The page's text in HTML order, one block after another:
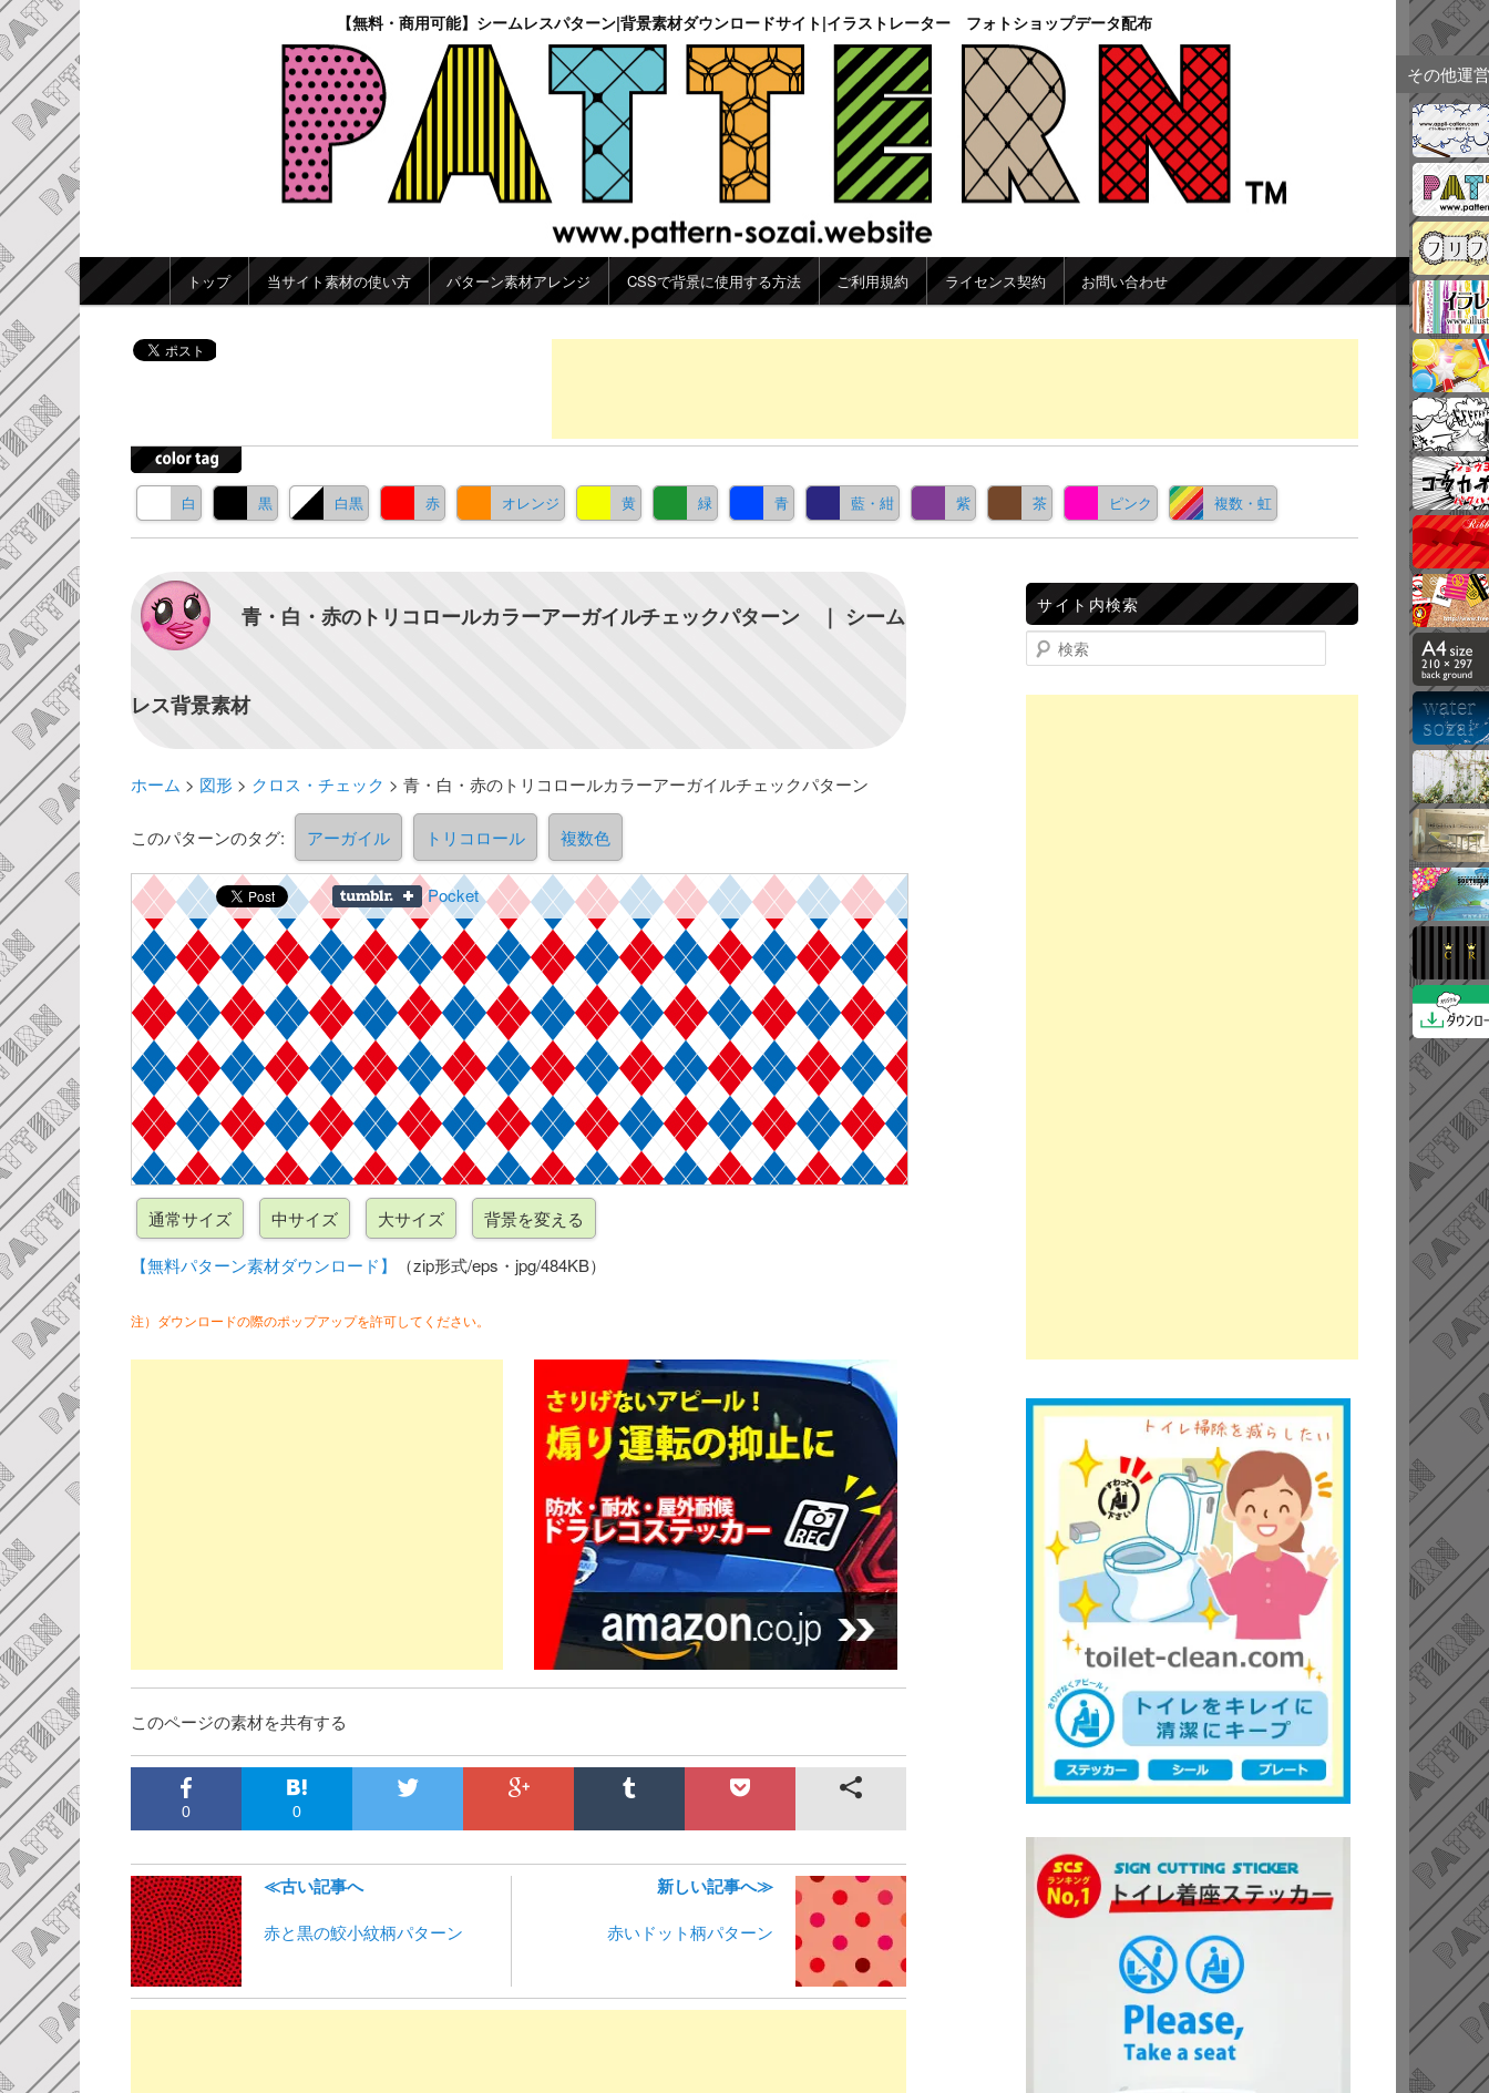
【無料・商用可能】シームレスパターン|背景素材ダウンロードサイト|イラストレーター フォトショップデータ配布
メインメニュー
メインコンテンツへ移動
サブコンテンツへ移動
トップ 当サイト素材の使い方 パターン素材アレンジ CSSで背景に使用する方法 ご利用規約 ライセンス契約 お問い合わせ
白 黒 白黒 赤 オレンジ 黄 緑 青 藍・紺 紫 茶 ピンク 複数・虹
青・白・赤のトリコロールカラーアーガイルチェックパターン ｜ シーム
レス背景素材
ホーム > 図形> クロス・チェック > 青・白・赤のトリコロールカラーアーガイルチェックパターン
このパターンのタグ: アーガイル トリコロール 複数色
Pocket
【無料パターン素材ダウンロード】 （zip形式/eps・jpg/484KB）
注）ダウンロードの際のポップアップを許可してください。
このページの素材を共有する
0 0
≪古い記事へ
赤と黒の鮫小紋柄パターン
新しい記事へ≫
赤いドット柄パターン
サイト内検索
検索
その他運